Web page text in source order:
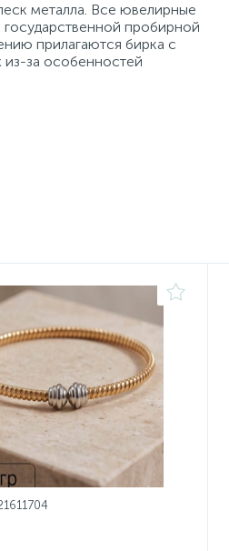
металла. Все ювелирные
пробирной
прилагаются бирка с
из-за особенностей